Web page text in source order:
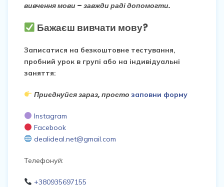
вивчення мови – завжди раді допомогти.
Бажаєш вивчати мову?
Записатися на безкоштовне тестування,
пробний урок в групі або на індивідуальні
заняття:
Приєднуйся зараз, просто заповни форму
Instagram
Facebook
dealideal.net@gmail.com
Телефонуй:
+380935697155